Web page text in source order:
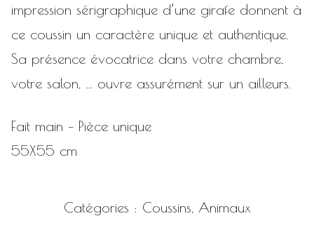
impression sérigraphique d’une girafe donnent à
ce coussin un caractère unique et authentique.
Sa présence évocatrice dans votre chambre,
votre salon, … ouvre assurément sur un ailleurs.
Fait main – Pièce unique
55X55 cm
Catégories : Coussins, Animaux